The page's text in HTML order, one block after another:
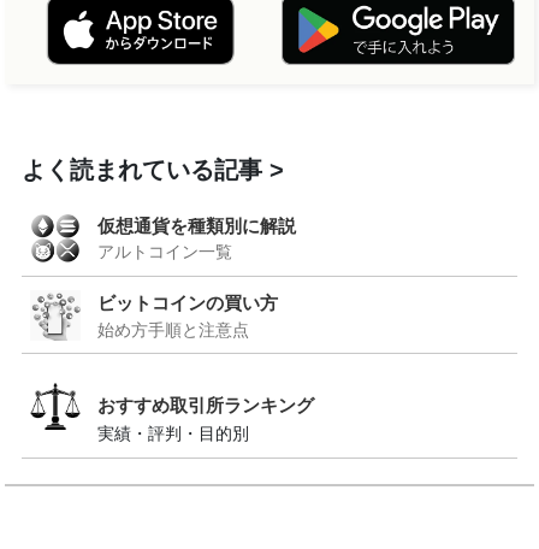
よく読まれている記事
仮想通貨を種類別に解説
アルトコイン一覧
ビットコインの買い方
始め方手順と注意点
おすすめ取引所ランキング
実績・評判・目的別